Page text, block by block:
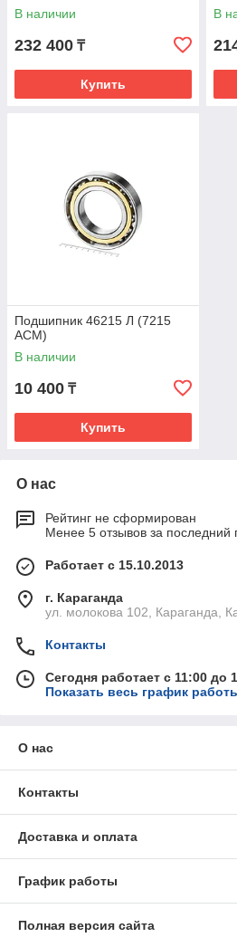
В наличии
232 400 ₸
Купить
В
Подшипник 46215 Л (7215
ACM)
В наличии
10 400 ₸
Купить
О нас
Рейтинг не сформирован
Менее 5 отзывов за последний
Работает с 15.10.2013
г. Караганда
ул. молокова 102, Караганда,
Контакты
Сегодня работает с 11:00 до
Показать весь график
О нас
Контакты
Доставка и оплата
График работы
Полная версия сайта